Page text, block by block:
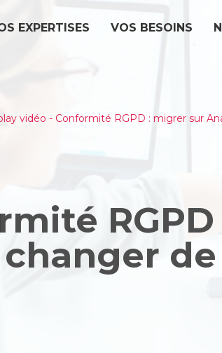
EXPERTISES VOS BESOINS
vidéo - Conformité RGPD : migrer sur
changer